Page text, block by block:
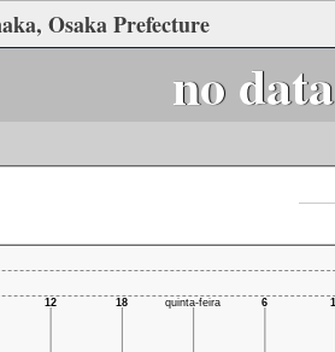
Osaka Prefecture
no data